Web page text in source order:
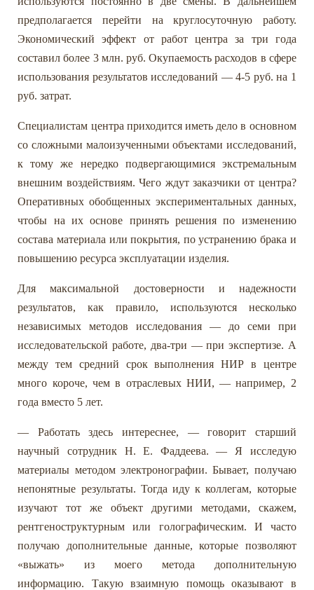
предполагается перейти на круглосуточную работу.
Экономический эффект от работ центра за три года
составил более 3 млн. руб. Окупаемость расходов в сфере
использования результатов исследований — 4-5 руб. на 1
руб. затрат.
Специалистам центра приходится иметь дело в основном
со сложными малоизученными объектами исследований,
к тому же нередко подвергающимися экстремальным
внешним воздействиям. Чего ждут заказчики от центра?
Оперативных обобщенных экспериментальных данных,
чтобы на их основе принять решения по изменению
состава материала или покрытия, по устранению брака и
повышению ресурса эксплуатации изделия.
Для максимальной достоверности и надежности
результатов, как правило, используются несколько
независимых методов исследования — до семи при
исследовательской работе, два-три — при экспертизе. А
между тем средний срок выполнения НИР в центре
много короче, чем в отраслевых НИИ, — например, 2
года вместо 5 лет.
— Работать здесь интереснее, — говорит старший
научный сотрудник Н. Е. Фаддеева. — Я исследую
материалы методом электронографии. Бывает, получаю
непонятные результаты. Тогда иду к коллегам, которые
изучают тот же объект другими методами, скажем,
рентгеноструктурным или голографическим. И часто
получаю дополнительные данные, которые позволяют
«выжать» из моего метода дополнительную
информацию. Такую взаимную помощь оказывают в